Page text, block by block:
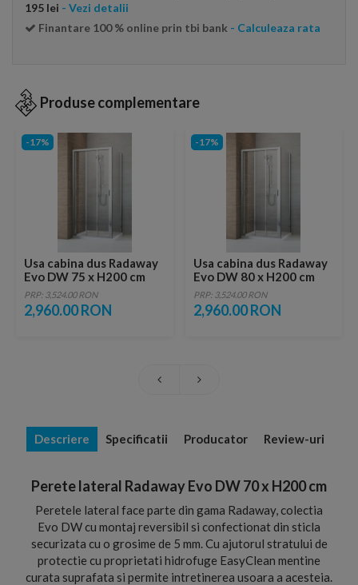
195 lei - Vezi detalii
Finantare 100 % online prin tbi bank - Calculeaza rata
Produse complementare
-17%
Usa cabina dus Radaway
Evo DW 75 x H200 cm
PRP: 3,524.00 RON
2,960.00 RON
-17%
Usa cabina dus Radaway
Evo DW 80 x H200 cm
PRP: 3,524.00 RON
2,960.00 RON
Descriere Specificatii Producator Review-uri
Perete lateral Radaway Evo DW 70 x H200 cm
Peretele lateral face parte din gama Radaway, colectia
Evo DW cu montaj reversibil si confectionat din sticla
securizata cu o grosime de 5 mm. Cu ajutorul stratului de
protectie cu proprietati hidrofuge EasyClean mentine
curata suprafata si permite intretinerea usoara a acesteia.